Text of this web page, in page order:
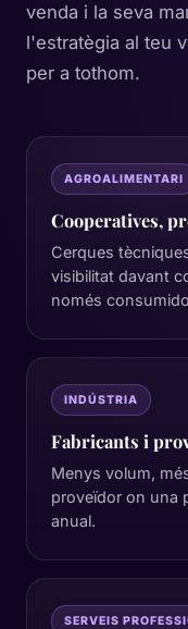
venda i la seva
l'estratègia al teu
per a tothom.
AGROALIMENTARI
Cooperatives,
Cerques
visibilitat davant
només
INDÚSTRIA
Fabricants i
Menys volum,
proveïdor on una
anual.
SERVEIS